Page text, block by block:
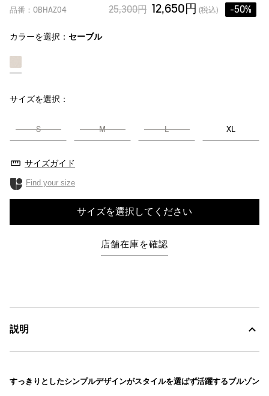
品番：OBHAZ04 25,300円 12,650円 (税込) -50%
カラーを選択： セーブル
サイズを選択：
S M L XL
サイズガイド
Find your size
サイズを選択してください
店舗在庫を確認
説明
すっきりとしたシンプルデザインがスタイルを選ばず活躍するブルゾン